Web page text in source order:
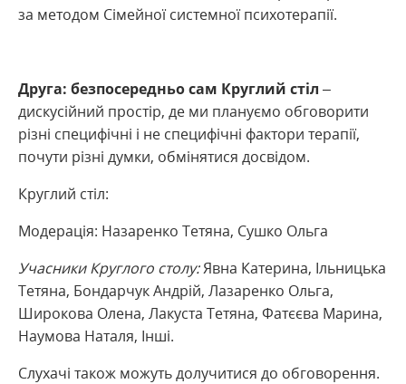
за методом Сімейної системної психотерапії.
Друга: безпосередньо сам Круглий стіл –
дискусійний простір, де ми плануємо обговорити
різні специфічні і не специфічні фактори терапії,
почути різні думки, обмінятися досвідом.
Круглий стіл:
Модерація: Назаренко Тетяна, Сушко Ольга
Учасники Круглого столу:Явна Катерина, Ільницька
Тетяна, Бондарчук Андрій, Лазаренко Ольга,
Широкова Олена, Лакуста Тетяна, Фатєєва Марина,
Наумова Наталя, Інші.
Слухачі також можуть долучитися до обговорення.